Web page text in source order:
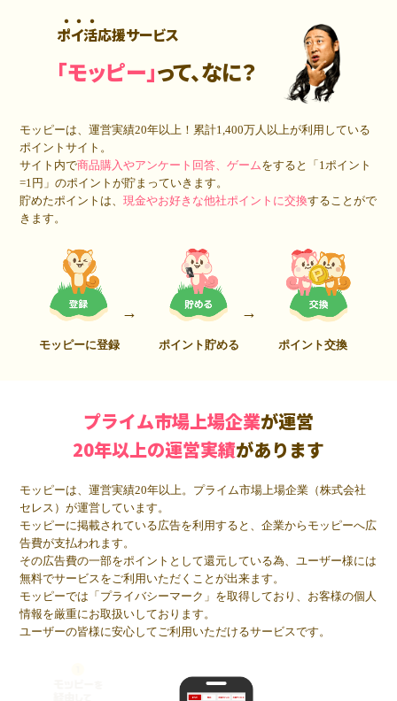
ポイ活応援サービス
「モッピー」って、なに？
モッピーは、運営実績20年以上！累計1,400万人 以上が利用している
ポイントサイト。
サイト内で商品購入やアンケート回答、ゲームをすると「1ポイント
=1円」のポイントが貯まっていきます。
貯めたポイントは、現金やお好きな他社ポイントに交換することがで
きます。
モッピーに登録 ポイント貯める ポイント交換
プライム市場上場企業が運営
20年以上の運営実績があります
モッピーは、運営実績20年以上。プライム市場上場企業（株式会社
セレス）が運営しています。
モッピーに掲載されている広告を利用すると、企業からモッピーへ広
告費が支払われます。
その広告費の一部をポイントとして還元している為、ユーザー様には
無料でサービスをご利用いただくことが出来ます。
モッピーでは「プライバシーマーク」を取得しており、お客様の個人
情報を厳重にお取扱いしております。
ユーザーの皆様に安心してご利用いただけるサービスです。